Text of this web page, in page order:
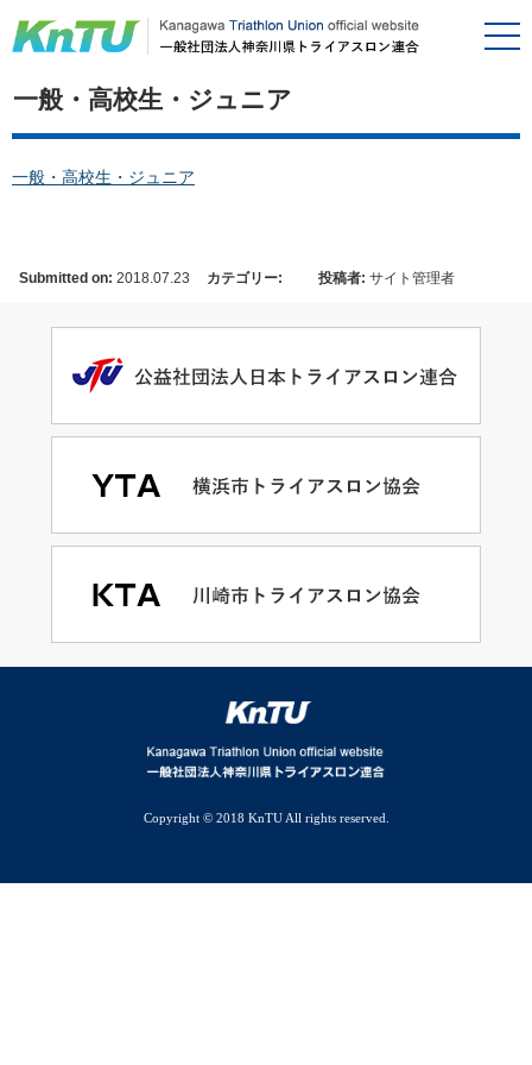
一般・高校生・ジュニア
一般・高校生・ジュニア
Submitted on: 2018.07.23 カテゴリー: 投稿者: サイト管理者
Copyright © 2018 KnTU All rights reserved.